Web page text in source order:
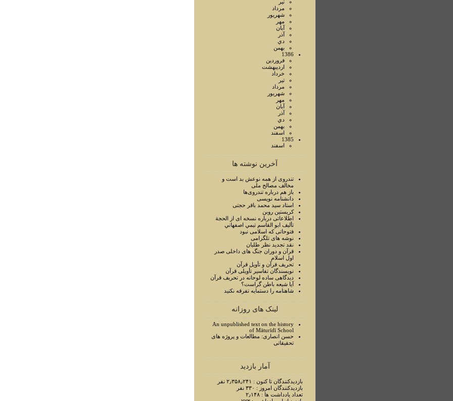
تير
مرداد
شهريور
مهر
آبان
آذر
دي
بهمن
1386
فروردين
ارديبهشت
خرداد
تير
مرداد
شهريور
مهر
آبان
آذر
دي
بهمن
اسفند
1385
اسفند
آخرین نوشته ها
تندروی از همه نوعش بد است و
مخالف مصالح ملی
باز هم درباره تندروی‌ها
دانشنامه نویسی
استاد سيد محمد باقر حجتی
کریستین روبن
اطلاعاتی درباره نسخه ای از الحجة
تأليف ابو القاسم تيمي اصفهاني
فتوحاتی که اسلامی نبود
نوشه های تلگرامی
نقد تجدید نظر طلبان
قرآن و دوران جنگ های داخلی صدر
اول اسلام
تحريف قرآن و تأويل قرآن
نويسندگان تفاسير تأويلی قرآن
ديدگاهی ساده لوحانه در تحريف قرآن
آيا شيعه باطن گراست؟
شاهنامه را دستمايه تفرقه نکنيد
لینک های روزانه
An unpublished text on the history
of Māturīdī School
حسن انصاری: مطالعات و پروژه های
تحقیقاتی
آمار بازدید
بازدیدکنندگان تا کنون : ۲٫۳۵۸٫۲۴۱ نفر
بازدیدکنندگان امروز : ۳۳۰ نفر
تعداد یادداشت ها : ۲٫۱۴۸